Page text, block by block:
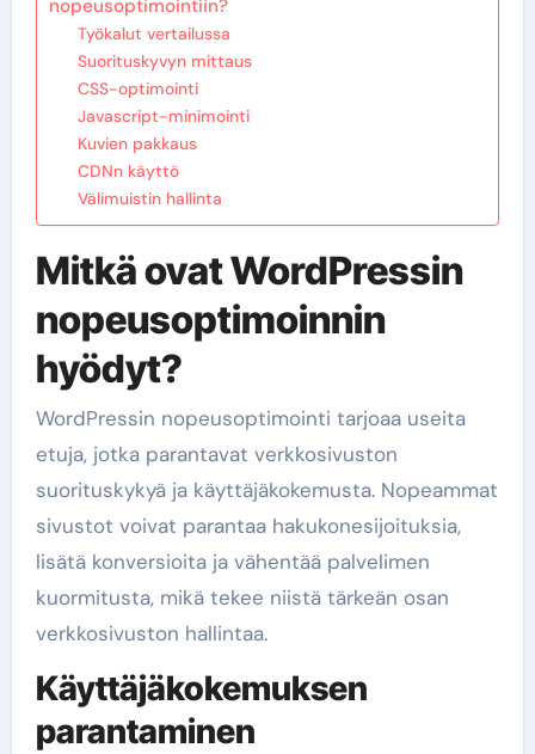
nopeusoptimointiin?
Työkalut vertailussa
Suorituskyvyn mittaus
CSS-optimointi
Javascript-minimointi
Kuvien pakkaus
CDNn käyttö
Välimuistin hallinta
Mitkä ovat WordPressin
nopeusoptimoinnin
hyödyt?
WordPressin nopeusoptimointi tarjoaa useita
etuja, jotka parantavat verkkosivuston
suorituskykyä ja käyttäjäkokemusta. Nopeammat
sivustot voivat parantaa hakukonesijoituksia,
lisätä konversioita ja vähentää palvelimen
kuormitusta, mikä tekee niistä tärkeän osan
verkkosivuston hallintaa.
Käyttäjäkokemuksen
parantaminen